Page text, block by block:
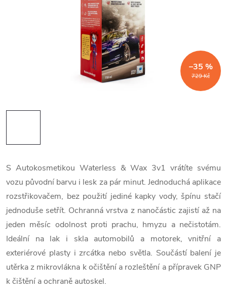
729 Kč
–35 %
S Autokosmetikou Waterless & Wax 3v1 vrátíte svému
vozu původní barvu i lesk za pár minut. Jednoduchá aplikace
rozstřikovačem, bez použití jediné kapky vody, špínu stačí
jednoduše setřít. Ochranná vrstva z nanočástic zajistí až na
jeden měsíc odolnost proti prachu, hmyzu a nečistotám.
Ideální na lak i skla automobilů a motorek, vnitřní a
exteriérové plasty i zrcátka nebo světla. Součástí balení je
utěrka z mikrovlákna k očištění a rozleštění a přípravek GNP
k čištění a ochraně autoskel.